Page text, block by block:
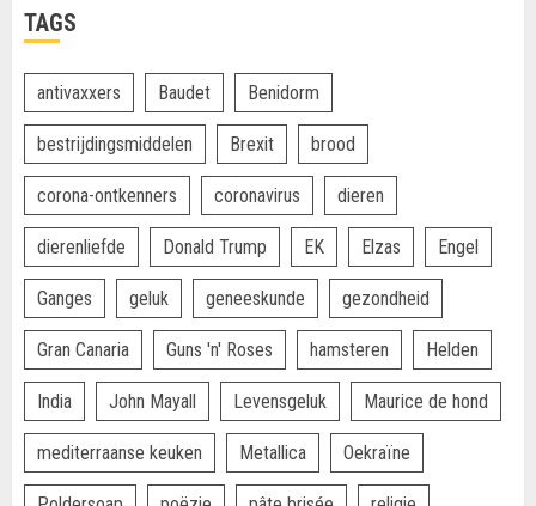
TAGS
antivaxxers Baudet Benidorm
bestrijdingsmiddelen Brexit brood
corona-ontkenners coronavirus dieren
dierenliefde Donald Trump EK Elzas Engel
Ganges geluk geneeskunde gezondheid
Gran Canaria Guns 'n' Roses hamsteren Helden
India John Mayall Levensgeluk Maurice de hond
mediterraanse keuken Metallica Oekraïne